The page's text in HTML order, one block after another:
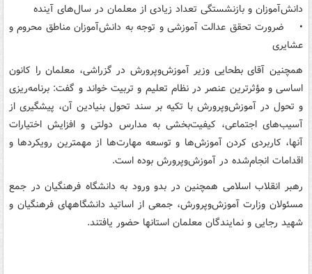
دانش‌آموزان و بازنشستگی تعداد زیادی از معلمان در سال‌های آینده
• ضرورت تحقق عدالت آموزشی و توجه به دانش‌آموزان مناطق محروم و
عشایری
همچنین آقای بطحایی وزیر آموزش‌وپرورش در گزراشی، معلمان را کانون
اساسی و مؤثرترین عنصر در نظام تعلیم و تربیت خواند و گفت: برنامه‌ریزی
و تحول در آموزش‌وپرورش با تکیه بر سند تحول بنیادین آن، پیشگیری از
آسیب‌های اجتماعی، کیفیت‌بخشی به مدارس دولتی و افزایش اختیارات
آنها، کاربردی کردن آموزش‌ها و توسعه مهارت‌ها از مهمترین رویکردها و
اقدامات انجام‌شده در آموزش‌وپرورش بوده است.
رهبر انقلاب اسلامی همچنین در بدو ورود به دانشگاه فرهنگیان در جمع
مسئولان وزارت آموزش‌وپرورش، جمعی از اساتید دانشگاههای فرهنگیان و
شهید رجایی و نمایندگان معلمان استانها حضور یافتند.